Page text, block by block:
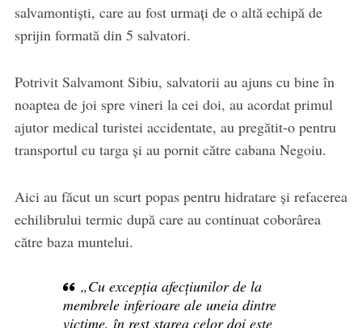
salvamontiști, care au fost urmați de o altă echipă de
sprijin formată din 5 salvatori.
Potrivit Salvamont Sibiu, salvatorii au ajuns cu bine în
noaptea de joi spre vineri la cei doi, au acordat primul
ajutor medical turistei accidentate, au pregătit-o pentru
transportul cu targa și au pornit către cabana Negoiu.
Aici au făcut un scurt popas pentru hidratare și refacerea
echilibrului termic după care au continuat coborârea
către baza muntelui.
„Cu excepția afecțiunilor de la
membrele inferioare ale uneia dintre
victime, în rest starea celor doi este